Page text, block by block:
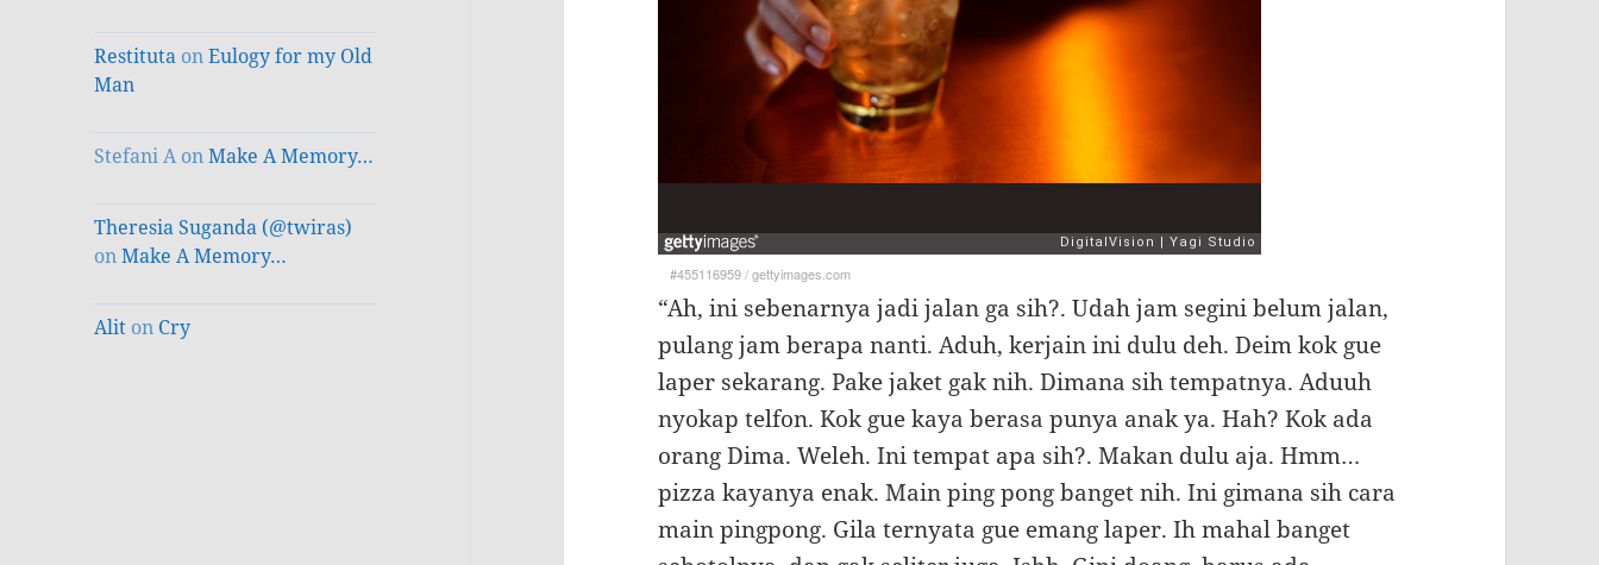
Restituta onEulogy for my Old
Man
Stefani AonMake A Memory…
Theresia Suganda (@twiras)
onMake A Memory…
Alit on Cry
#455116959/gettyimages.com
“Ah, ini sebenarnya jadi jalan ga sih?. Udah jam segini belum jalan,
pulang jam berapa nanti. Aduh, kerjain ini dulu deh. Deim kok gue
laper sekarang. Pake jaket gak nih. Dimana sih tempatnya. Aduuh
nyokap telfon. Kok gue kaya berasa punya anak ya. Hah? Kok ada
orang Dima. Weleh. Ini tempat apa sih?. Makan dulu aja. Hmm…
pizza kayanya enak. Main ping pong banget nih. Ini gimana sih cara
main pingpong. Gila ternyata gue emang laper. Ih mahal banget